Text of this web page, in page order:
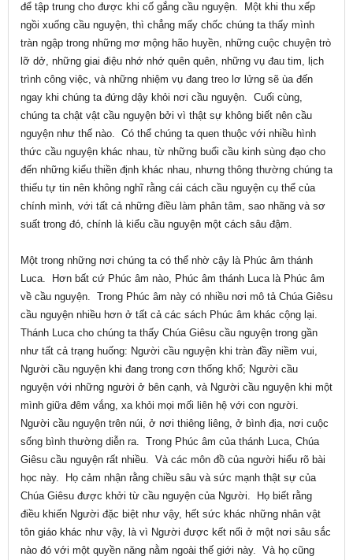
để tập trung cho được khi cố gắng cầu nguyện. Một khi thu xếp
ngồi xuống cầu nguyện, thì chẳng mấy chốc chúng ta thấy mình
tràn ngập trong những mơ mộng hão huyền, những cuộc chuyện trò
lỡ dở, những giai điệu nhớ nhớ quên quên, những vụ đau tim, lịch
trình công việc, và những nhiệm vụ đang treo lơ lửng sẽ ùa đến
ngay khi chúng ta đứng dậy khỏi nơi cầu nguyện. Cuối cùng,
chúng ta chật vật cầu nguyện bởi vì thật sự không biết nên cầu
nguyện như thế nào. Có thể chúng ta quen thuộc với nhiều hình
thức cầu nguyện khác nhau, từ những buổi cầu kinh sùng đạo cho
đến những kiểu thiền định khác nhau, nhưng thông thường chúng ta
thiếu tự tin nên không nghĩ rằng cái cách cầu nguyện cụ thể của
chính mình, với tất cả những điều làm phân tâm, sao nhãng và sơ
suất trong đó, chính là kiểu cầu nguyện một cách sâu đậm.
Một trong những nơi chúng ta có thể nhờ cậy là Phúc âm thánh
Luca. Hơn bất cứ Phúc âm nào, Phúc âm thánh Luca là Phúc âm
về cầu nguyện. Trong Phúc âm này có nhiều nơi mô tả Chúa Giêsu
cầu nguyện nhiều hơn ở tất cả các sách Phúc âm khác cộng lại.
Thánh Luca cho chúng ta thấy Chúa Giêsu cầu nguyện trong gần
như tất cả trạng huống: Người cầu nguyện khi tràn đầy niềm vui,
Người cầu nguyện khi đang trong cơn thống khổ; Người cầu
nguyện với những người ở bên cạnh, và Người cầu nguyện khi một
mình giữa đêm vắng, xa khỏi mọi mối liên hệ với con người.
Người cầu nguyện trên núi, ở nơi thiêng liêng, ở bình địa, nơi cuộc
sống bình thường diễn ra. Trong Phúc âm của thánh Luca, Chúa
Giêsu cầu nguyện rất nhiều. Và các môn đồ của người hiểu rõ bài
học này. Họ cảm nhận rằng chiều sâu và sức mạnh thật sự của
Chúa Giêsu được khởi từ cầu nguyện của Người. Họ biết rằng
điều khiến Người đặc biệt như vậy, hết sức khác những nhân vật
tôn giáo khác như vậy, là vì Người được kết nối ở một nơi sâu sắc
nào đó với một quyền năng nằm ngoài thế giới này. Và họ cũng